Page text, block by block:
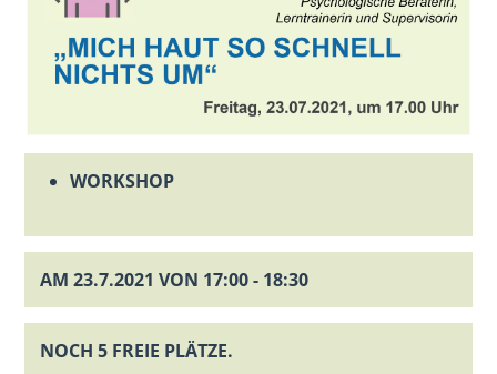
WORKSHOP
AM 23.7.2021 VON 17:00 - 18:30
NOCH 5 FREIE PLÄTZE.